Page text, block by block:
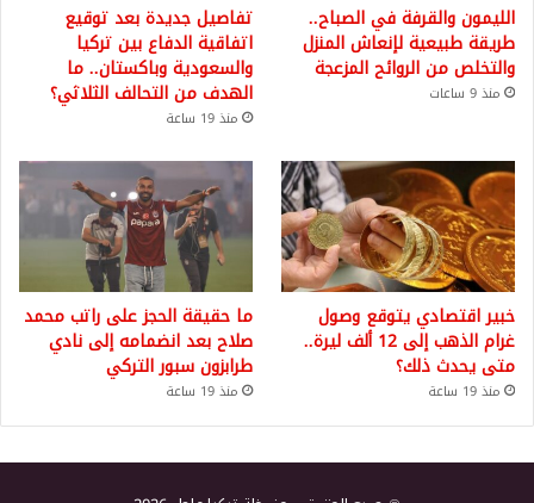
الليمون والقرفة في الصباح..
طريقة طبيعية لإنعاش المنزل
والتخلص من الروائح المزعجة
منذ 9 ساعات
تفاصيل جديدة بعد توقيع
اتفاقية الدفاع بين تركيا
والسعودية وباكستان.. ما
الهدف من التحالف الثلاثي؟
منذ 19 ساعة
خبير اقتصادي يتوقع وصول
غرام الذهب إلى 12 ألف ليرة..
متى يحدث ذلك؟
منذ 19 ساعة
ما حقيقة الحجز على راتب محمد
صلاح بعد انضمامه إلى نادي
طرابزون سبور التركي
منذ 19 ساعة